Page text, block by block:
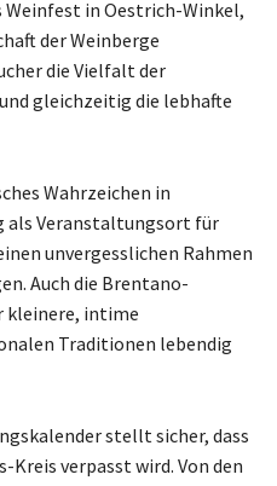
in Oestrich-Winkel,
der Weinberge
die Vielfalt der
gleichzeitig die lebhafte
Wahrzeichen in
als Veranstaltungsort für
unvergesslichen Rahmen
Auch die Brentano-
kleinere, intime
Traditionen lebendig
stellt sicher, dass
Kreis verpasst wird. Von den